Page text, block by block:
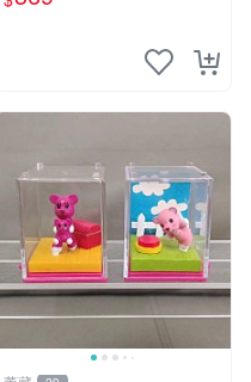
直播遙控器支架 毛絨玩具 支